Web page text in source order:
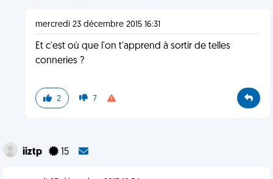
mercredi 23 décembre 2015 16:31
Et c'est où que l'on t'apprend à sortir de telles
conneries ?
2 7
iiztp 15